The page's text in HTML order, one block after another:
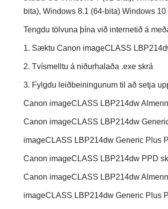
bita), Windows 8.1 (64-bita) Windows
Tengdu tölvuna þína við internetið á
1. Sæktu Canon imageCLASS
2. Tvísmelltu á niðurhalaða .exe skrá
3. Fylgdu leiðbeiningunum til að setja
Canon imageCLASS LBP214dw
Canon imageCLASS LBP214dw
imageCLASS LBP214dw Generic Plus
Canon imageCLASS LBP214dw PPD
Canon imageCLASS LBP214dw
imageCLASS LBP214dw Generic Plus